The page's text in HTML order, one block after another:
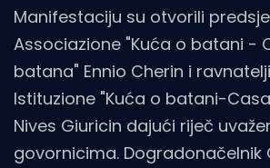
Manifestaciju su otvorili
Associazione "Kuća o batani -
batana" Ennio Cherin i
Istituzione "Kuća o batani-
Nives Giuricin dajući riječ
govornicima. Dogradonačelnik